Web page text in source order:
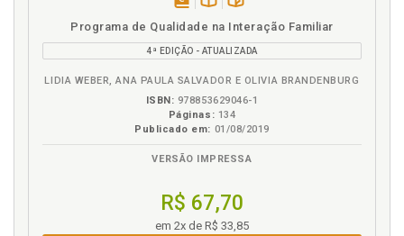
Situações de perigo, p. 42
Soluções jurídicas possíveis para a garantia do
direito da família, p. 91
Superior interesse. Princípio do superior interesse, p.
disponível
eBookB.V.
páginas
Programa de Qualidade na Interação Familiar
4ª EDIÇÃO - ATUALIZADA
LIDIA WEBER, ANA PAULA SALVADOR E OLIVIA BRANDENBURG
ISBN: 978853629046-1
Páginas: 134
Publicado em: 01/08/2019
VERSÃO IMPRESSA
R$ 67,70
em 2x de R$ 33,85